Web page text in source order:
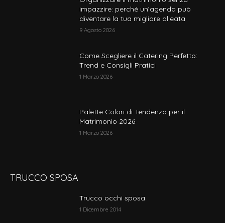
impazzire: perché un’agenda può
diventare la tua migliore alleata
9 Agosto 2026
Come Scegliere il Catering Perfetto:
Trend e Consigli Pratici
1 Marzo 2026
Palette Colori di Tendenza per il
Matrimonio 2026
1 Marzo 2026
TRUCCO SPOSA
Trucco occhi sposa
1 Dicembre 2014